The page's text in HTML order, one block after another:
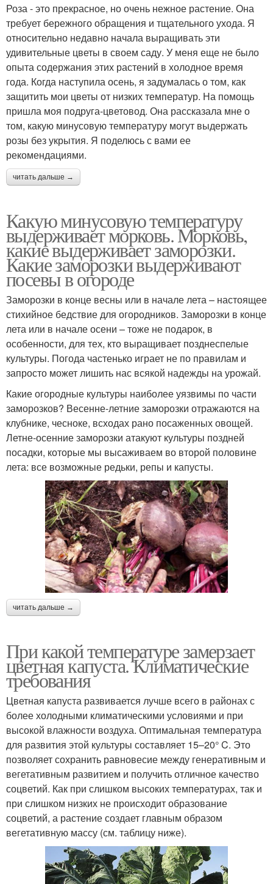
Роза - это прекрасное, но очень нежное растение. Она
требует бережного обращения и тщательного ухода. Я
относительно недавно начала выращивать эти
удивительные цветы в своем саду. У меня еще не было
опыта содержания этих растений в холодное время
года. Когда наступила осень, я задумалась о том, как
защитить мои цветы от низких температур. На помощь
пришла моя подруга-цветовод. Она рассказала мне о
том, какую минусовую температуру могут выдержать
розы без укрытия. Я поделюсь с вами ее
рекомендациями.
читать дальше →
Какую минусовую температуру
выдерживает морковь. Морковь,
какие выдерживает заморозки.
Какие заморозки выдерживают
посевы в огороде
Заморозки в конце весны или в начале лета – настоящее
стихийное бедствие для огородников. Заморозки в конце
лета или в начале осени – тоже не подарок, в
особенности, для тех, кто выращивает позднеспелые
культуры. Погода частенько играет не по правилам и
запросто может лишить нас всякой надежды на урожай.
Какие огородные культуры наиболее уязвимы по части
заморозков? Весенне-летние заморозки отражаются на
клубнике, чесноке, всходах рано посаженных овощей.
Летне-осенние заморозки атакуют культуры поздней
посадки, которые мы высаживаем во второй половине
лета: все возможные редьки, репы и капусты.
читать дальше →
При какой температуре замерзает
цветная капуста. Климатические
требования
Цветная капуста развивается лучше всего в районах с
более холодными климатическими условиями и при
высокой влажности воздуха. Оптимальная температура
для развития этой культуры составляет 15–20° C. Это
позволяет сохранить равновесие между генеративным и
вегетативным развитием и получить отличное качество
соцветий. Как при слишком высоких температурах, так и
при слишком низких не происходит образование
соцветий, а растение создает главным образом
вегетативную массу (см. таблицу ниже).